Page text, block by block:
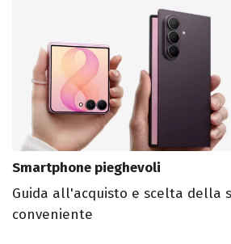
Smartphone pieghevoli
Guida all'acquisto e scelta della
conveniente